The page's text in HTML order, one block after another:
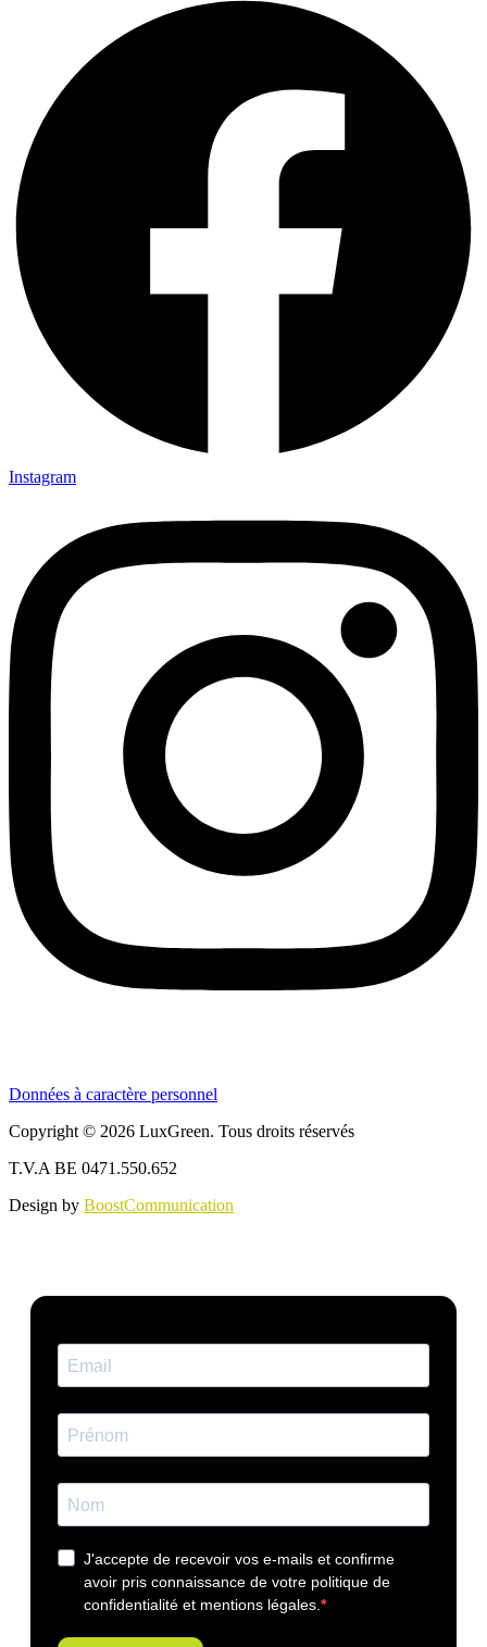
Instagram
Données à caractère personnel
Copyright © 2026 LuxGreen. Tous droits réservés
T.V.A BE 0471.550.652
Design by BoostCommunication